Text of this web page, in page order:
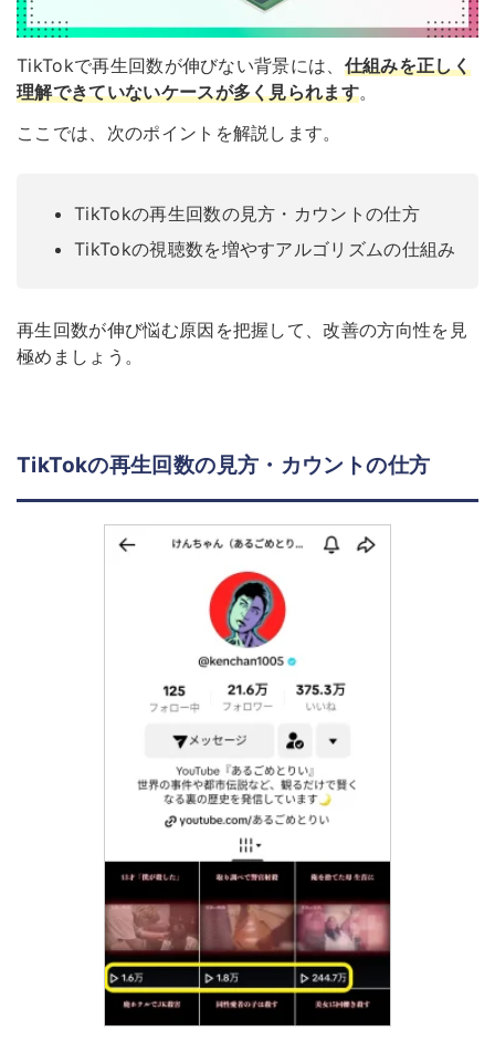
TikTokで再生回数が伸びない背景には、 仕組みを正しく
理解できていないケースが多く見られます。
ここでは、次のポイントを解説します。
TikTokの再生回数の見方・カウントの仕方
TikTokの視聴数を増やすアルゴリズムの仕組み
再生回数が伸び悩む原因を把握して、改善の方向性を見
極めましょう。
TikTokの再生回数の見方・カウントの仕方